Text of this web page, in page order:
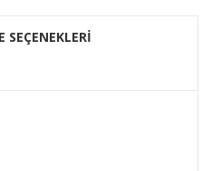
SEÇENEKLERİ